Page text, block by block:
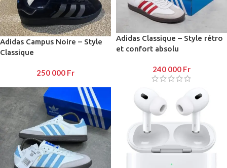
Adidas Campus Noire – Style
Classique
250 000 Fr
Adidas Classique – Style rétro
et confort absolu
240 000 Fr